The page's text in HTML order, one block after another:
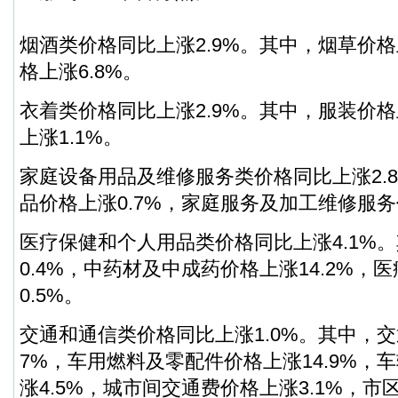
烟酒类价格同比上涨2.9%。其中，烟草价
格上涨6.8%。
衣着类价格同比上涨2.9%。其中，服装价
上涨1.1%。
家庭设备用品及维修服务类价格同比上涨
品价格上涨0.7%，家庭服务及加工维修服
医疗保健和个人用品类价格同比上涨4.1%
0.4%，中药材及中成药价格上涨14.2%，
0.5%。
交通和通信类价格同比上涨1.0%。其中，
7%，车用燃料及零配件价格上涨14.9%，
涨4.5%，城市间交通费价格上涨3.1%，市